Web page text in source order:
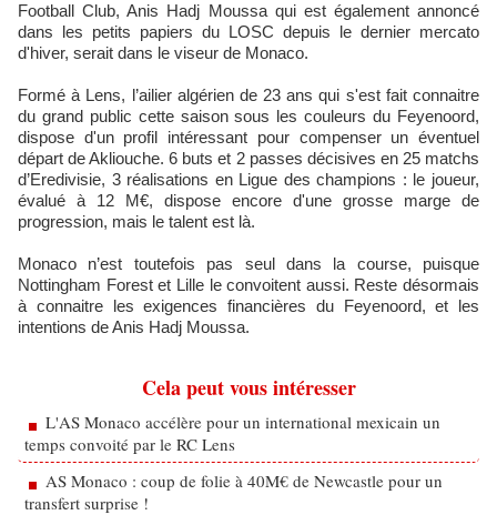
Football Club, Anis Hadj Moussa qui est également annoncé
dans les petits papiers du LOSC depuis le dernier mercato
d'hiver, serait dans le viseur de Monaco.
Formé à Lens, l’ailier algérien de 23 ans qui s'est fait connaitre
du grand public cette saison sous les couleurs du Feyenoord,
dispose d'un profil intéressant pour compenser un éventuel
départ de Akliouche. 6 buts et 2 passes décisives en 25 matchs
d’Eredivisie, 3 réalisations en Ligue des champions : le joueur,
évalué à 12 M€, dispose encore d'une grosse marge de
progression, mais le talent est là.
Monaco n’est toutefois pas seul dans la course, puisque
Nottingham Forest et Lille le convoitent aussi. Reste désormais
à connaitre les exigences financières du Feyenoord, et les
intentions de Anis Hadj Moussa.
Cela peut vous intéresser
L'AS Monaco accélère pour un international mexicain un
temps convoité par le RC Lens
AS Monaco : coup de folie à 40M€ de Newcastle pour un
transfert surprise !